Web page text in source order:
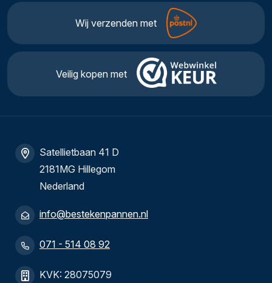
Wij verzenden met
Veilig kopen met
Satellietbaan 41 D
2181MG Hillegom
Nederland
info@bestekenpannen.nl
071 - 514 08 92
KVK: 28075079